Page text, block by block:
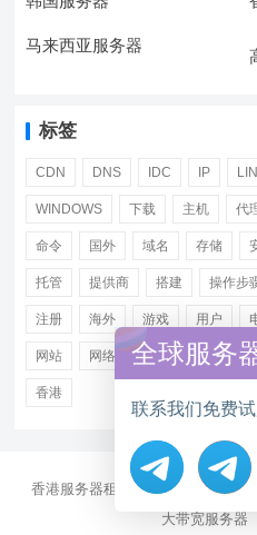
马来西亚服务器
标签
CDN DNS IDC IP
WINDOWS 下载 主机 代
命令 国外 域名 存储
托管 提供商 搭建 操作步
注册 海外 游戏 用户
网站 网络 腾讯 虚拟主机
香港
香港服务器租用 海外CN2服务器
大带宽服务器
全球服务
联系我们免费